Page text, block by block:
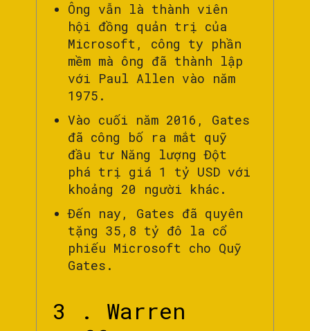
Ông vẫn là thành viên
hội đồng quản trị của
Microsoft, công ty phần
mềm mà ông đã thành lập
với Paul Allen vào năm
1975.
Vào cuối năm 2016, Gates
đã công bố ra mắt quỹ
đầu tư Năng lượng Đột
phá trị giá 1 tỷ USD với
khoảng 20 người khác.
Đến nay, Gates đã quyên
tặng 35,8 tỷ đô la cổ
phiếu Microsoft cho Quỹ
Gates.
3 . Warren